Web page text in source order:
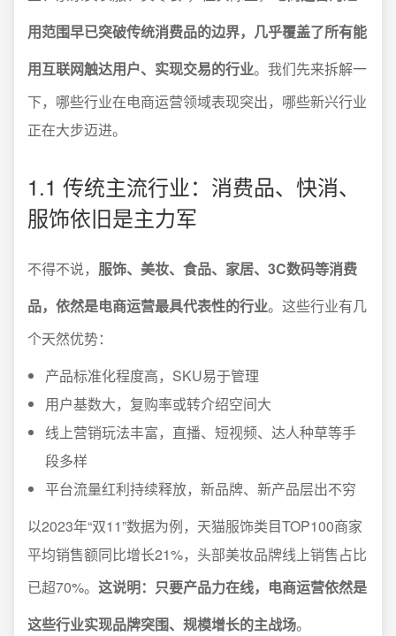
用范围早已突破传统消费品的边界，几乎覆盖了所有能
用互联网触达用户、实现交易的行业。我们先来拆解一
下，哪些行业在电商运营领域表现突出，哪些新兴行业
正在大步迈进。
1.1 传统主流行业：消费品、快消、
服饰依旧是主力军
不得不说， 服饰、美妆、食品、家居、3C数码等消费
品，依然是电商运营最具代表性的行业。这些行业有几
个天然优势：
产品标准化程度高，SKU易于管理
用户基数大，复购率或转介绍空间大
线上营销玩法丰富，直播、短视频、达人种草等手
段多样
平台流量红利持续释放，新品牌、新产品层出不穷
以2023年“双11”数据为例，天猫服饰类目TOP100商家
平均销售额同比增长21%，头部美妆品牌线上销售占比
已超70%。 这说明：只要产品力在线，电商运营依然是
这些行业实现品牌突围、规模增长的主战场。